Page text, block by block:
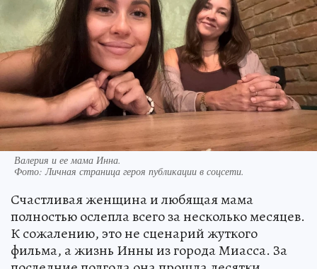
Валерия и ее мама Инна.
Фото:Личная страница героя публикации в соцсети.
Счастливая женщина и любящая мама
полностью ослепла всего за несколько месяцев.
К сожалению, это не сценарий жуткого
фильма, а жизнь Инны из города Миасса. За